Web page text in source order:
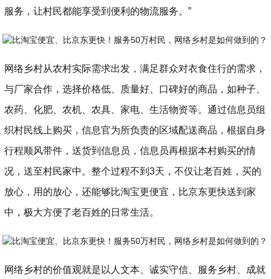
服务，让村民都能享受到便利的物流服务。”
网络乡村从农村实际需求出发，满足群众对衣食住行的需求，
与厂家合作，选择价格低、质量好、口碑好的商品，如种子、
农药、化肥、农机、农具、家电、生活物资等。通过信息员组
织村民线上购买，信息官为所负责的区域配送商品，根据自身
行程顺风带件，送货到信息员，信息员再根据本村购买的情
况，送至村民家中。整个过程不到3天，不仅让老百姓，买的
放心，用的放心，还能够比淘宝更便宜，比京东更快送到家
中，极大方便了老百姓的日常生活。
网络乡村的价值观就是以人文本、诚实守信、服务乡村、成就